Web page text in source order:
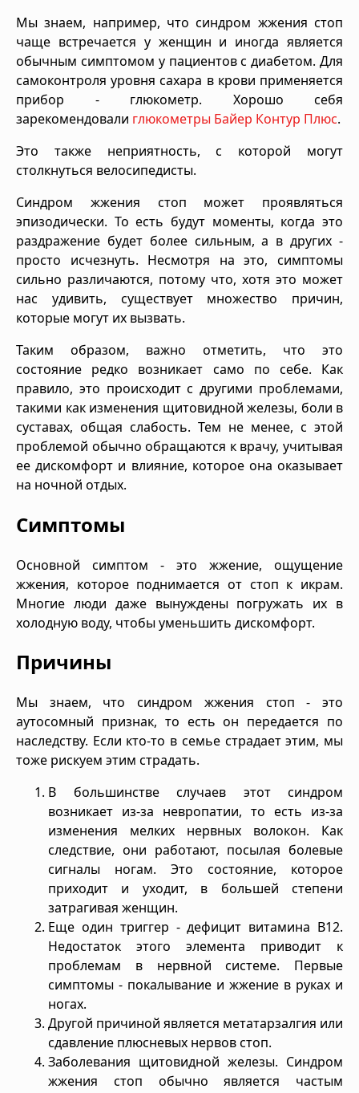
Мы знаем, например, что синдром жжения стоп
чаще встречается у женщин и иногда является
обычным симптомом у пациентов с диабетом. Для
самоконтроля уровня сахара в крови применяется
прибор - глюкометр. Хорошо себя
зарекомендовали глюкометры Байер Контур Плюс.
Это также неприятность, с которой могут
столкнуться велосипедисты.
Синдром жжения стоп может проявляться
эпизодически. То есть будут моменты, когда это
раздражение будет более сильным, а в других -
просто исчезнуть. Несмотря на это, симптомы
сильно различаются, потому что, хотя это может
нас удивить, существует множество причин,
которые могут их вызвать.
Таким образом, важно отметить, что это
состояние редко возникает само по себе. Как
правило, это происходит с другими проблемами,
такими как изменения щитовидной железы, боли в
суставах, общая слабость. Тем не менее, с этой
проблемой обычно обращаются к врачу, учитывая
ее дискомфорт и влияние, которое она оказывает
на ночной отдых.
Симптомы
Основной симптом - это жжение, ощущение
жжения, которое поднимается от стоп к икрам.
Многие люди даже вынуждены погружать их в
холодную воду, чтобы уменьшить дискомфорт.
Причины
Мы знаем, что синдром жжения стоп - это
аутосомный признак, то есть он передается по
наследству. Если кто-то в семье страдает этим, мы
тоже рискуем этим страдать.
В большинстве случаев этот синдром
возникает из-за невропатии, то есть из-за
изменения мелких нервных волокон. Как
следствие, они работают, посылая болевые
сигналы ногам. Это состояние, которое
приходит и уходит, в большей степени
затрагивая женщин.
Еще один триггер - дефицит витамина B12.
Недостаток этого элемента приводит к
проблемам в нервной системе. Первые
симптомы - покалывание и жжение в руках и
ногах.
Другой причиной является метатарзалгия или
сдавление плюсневых нервов стоп.
Заболевания щитовидной железы. Синдром
жжения стоп обычно является частым